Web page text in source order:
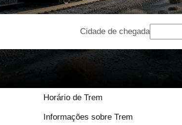
Cidade de chegada
Horário de Trem
Informações sobre Trem